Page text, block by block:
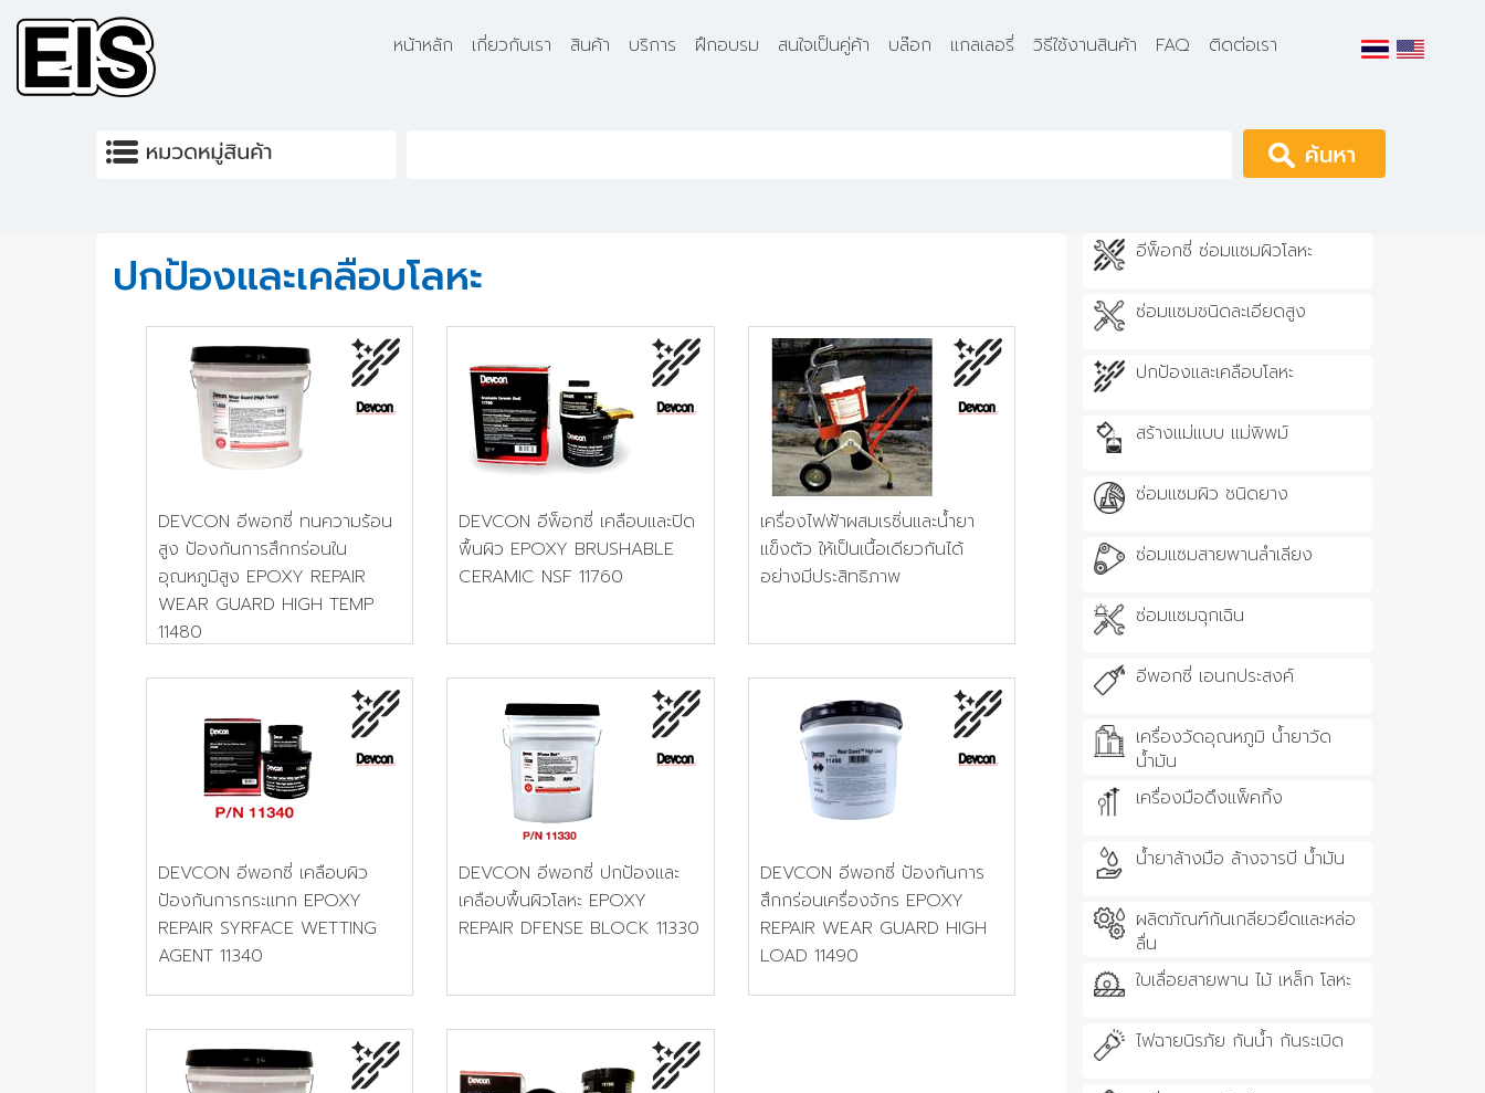
Skip to main content
หน้าหลัก เกี่ยวกับเรา สินค้า บริการ ฝึกอบรม สนใจเป็นคู่ค้า บล๊อก แกลเลอรี่ วิธีใช้งานสินค้า FAQ ติดต่อเรา
Apply
ปกป้องและเคลือบโลหะ
DEVCON อีพอกซี่ ทนความร้อน
สูง ป้องกันการสึกกร่อนใน
อุณหภูมิสูง EPOXY REPAIR
WEAR GUARD HIGH TEMP
11480
DEVCON อีพ็อกซี่ เคลือบและปิด
พื้นผิว EPOXY BRUSHABLE
CERAMIC NSF 11760
เครื่องไฟฟ้าผสมเรซิ่นและน้ำยา
แข็งตัว ให้เป็นเนื้อเดียวกันได้
อย่างมีประสิทธิภาพ
DEVCON อีพอกซี่ เคลือบผิว
ป้องกันการกระแทก EPOXY
REPAIR SYRFACE WETTING
AGENT 11340
DEVCON อีพอกซี่ ปกป้องและ
เคลือบพื้นผิวโลหะ EPOXY
REPAIR DFENSE BLOCK 11330
DEVCON อีพอกซี่ ป้องกันการ
สึกกร่อนเครื่องจักร EPOXY
REPAIR WEAR GUARD HIGH
LOAD 11490
อีพ็อกซี่ ซ่อมแซมผิวโลหะ
ซ่อมแซมชนิดละเอียดสูง
ปกป้องและเคลือบโลหะ
สร้างแม่แบบ แม่พิพม์
ซ่อมแซมผิว ชนิดยาง
ซ่อมแซมสายพานลำเลียง
ซ่อมแซมฉุกเฉิน
อีพอกซี่ เอนกประสงค์
เครื่องวัดอุณหภูมิ น้ำยาวัด
น้ำมัน
เครื่องมือดึงแพ็คกิ้ง
น้ำยาล้างมือ ล้างจารบี น้ำมัน
ผลิตภัณฑ์กันเกลียวยึดและหล่อ
ลื่น
ใบเลื่อยสายพาน ไม้ เหล็ก โลหะ
ไฟฉายนิรภัย กันน้ำ กันระเบิด